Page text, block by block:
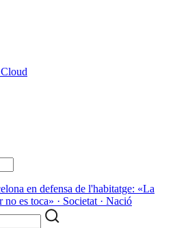
en defensa de l'habitatge: «La
es toca» · Societat · Nació